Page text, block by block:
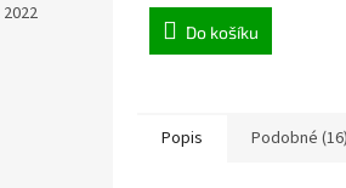
Do košíku
Popis Podobné (16)